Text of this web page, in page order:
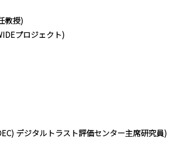
教授)
プロジェクト)
デジタルトラスト評価センター主席研究員)